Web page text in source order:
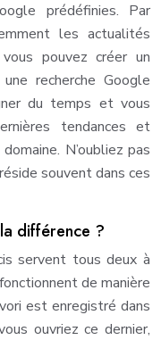
prédéfinies. Par
les actualités
pouvez créer un
recherche Google
du temps et vous
tendances et
N’oubliez pas
souvent dans ces
différence ?
servent tous deux à
de manière
est enregistré dans
ouvriez ce dernier,